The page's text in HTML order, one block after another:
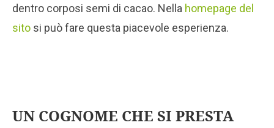
dentro corposi semi di cacao. Nella homepage del
sito si può fare questa piacevole esperienza.
UN COGNOME CHE SI PRESTA